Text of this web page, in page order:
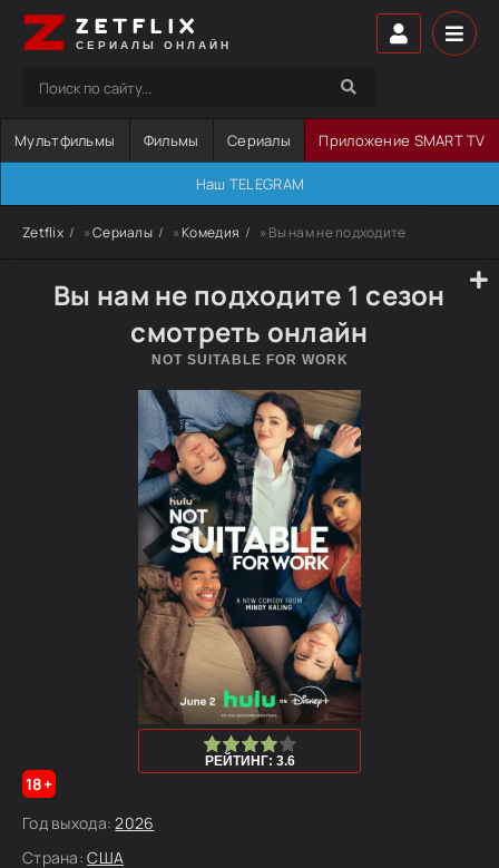
ZETFLIX
СЕРИАЛЫ ОНЛАЙН
Мультфильмы Фильмы Сериалы Приложение SMART TV
Наш TELEGRAM
Zetflix »Сериалы »Комедия » Вы нам не подходите
Вы нам не подходите 1 сезон
смотреть онлайн
NOT SUITABLE FOR WORK
4
5
РЕЙТИНГ: 3.6
18+
Год выхода: 2026
Страна: США